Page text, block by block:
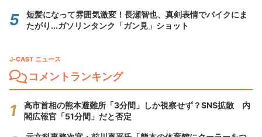
短髪になって雰囲気激変！長瀬智也、真剣表情でバイクにま
たがり...ガソリンタンク「ガン見」ショット
J-CAST ニュース
コメントランキング
高市首相の熊本避難所「3分間」しか視察せず？SNS拡散 内
閣広報官「51分間」だと否定